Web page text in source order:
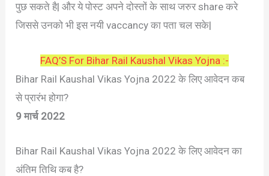
पुछ सकते है| और ये पोस्ट अपने दोस्तों के साथ जरुर share करे
जिससे उनको भी इस नयी vaccancy का पता चल सके|
FAQ’S For Bihar Rail Kaushal Vikas Yojna :-
Bihar Rail Kaushal Vikas Yojna 2022 के लिए आवेदन कब
से प्रारंभ होगा?
9 मार्च 2022
Bihar Rail Kaushal Vikas Yojna 2022 के लिए आवेदन का
अंतिम तिथि कब है?